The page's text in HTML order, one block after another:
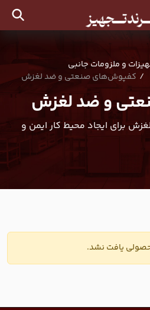
و ملزومات جانبی
کفپوش‌های صنعتی و ضد لغزش
و ضد لغزش
برای ایجاد محیط کار ایمن و
یافت نشد.